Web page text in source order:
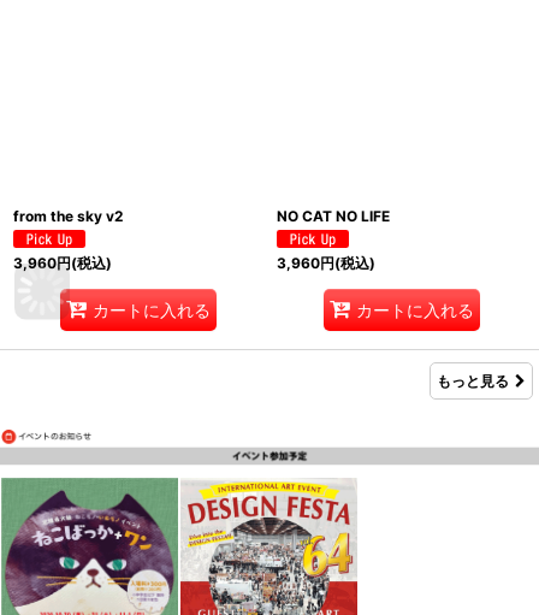
from the sky v2
3,960円(税込)
カートに入れる
NO CAT NO LIFE
3,960円(税込)
カートに入れる
もっと見る